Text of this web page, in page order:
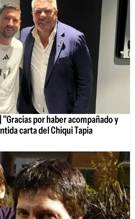
por haber acompañado y
carta del Chiqui Tapia